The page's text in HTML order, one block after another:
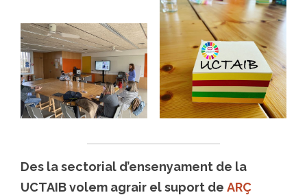
Des la sectorial d’ensenyament de la
UCTAIB volem agrair el suport de ARÇ